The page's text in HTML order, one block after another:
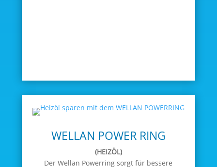
WELLAN POWER RING
(HEIZÖL)
Der Wellan Powerring sorgt für bessere